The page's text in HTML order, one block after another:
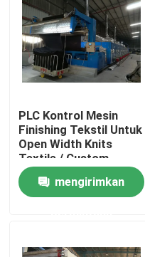
Rumah
PLC Kontrol Mesin
Finishing Tekstil Untuk
Open Width Knits
Textile / Custom
Tailor
mengirimkan